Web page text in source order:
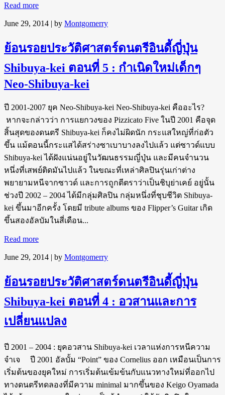
Read more
June 29, 2014 | by Montgomerry
ย้อนรอยประวัติศาสตร์ดนตรีอินดี้ญี่ปุ่น
Shibuya-kei ตอนที่ 5 : กำเนิดใหม่เด็กๆ
Neo-Shibuya-kei
ปี 2001-2007 ยุค Neo-Shibuya-kei Neo-Shibuya-kei คืออะไร?
หากจะกล่าวว่า การแยกวงของ Pizzicato Five ในปี 2001 คือจุด
สิ้นสุดของดนตรี Shibuya-kei ก็คงไม่ผิดนัก กระแสใหญ่ที่ก่อตัว
ขึ้น แม้ตอนนี้กระแสได้สร่างซาเบาบางลงไปแล้ว แต่ซาวด์แบบ
Shibuya-kei ได้ฝังแน่นอยู่ในวัฒนธรรมญี่ปุ่น และมีคนจำนวน
หนึ่งที่เสพย์ติดมันไปแล้ว ในขณะที่เหล่าศิลปินรุ่นเก่าต่าง
พยายามหนีจากซาวด์ และการถูกตีตราว่าเป็นชิบุย่าเคย์ อยู่นั้น
ช่วงปี 2002 – 2004 ได้มีกลุ่มศิลปิน กลุ่มหนึ่งที่ชุบชีวิต Shibuya-
kei ขึ้นมาอีกครั้ง โดยมี tribute albums ของ Flipper’s Guitar เกิด
ขึ้นสองอัลบัมในสี่เดือน...
Read more
June 29, 2014 | by Montgomerry
ย้อนรอยประวัติศาสตร์ดนตรีอินดี้ญี่ปุ่น
Shibuya-kei ตอนที่ 4 : อวสานและการ
เปลี่ยนแปลง
ปี 2001 – 2004 : ยุคอวสาน Shibuya-kei เวลาแห่งการหนีความ
จำเจ ปี 2001 อัลบั้ม “Point” ของ Cornelius ออก เหมือนเป็นการ
เริ่มต้นของยุคใหม่ การเริ่มต้นเข้มข้นกับแนวทางใหม่ที่ออกไป
ทางดนตรีทดลองที่มีความ minimal มากขึ้นของ Keigo Oyamada